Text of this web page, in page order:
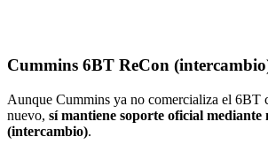
Cummins 6BT ReCon
Aunque Cummins ya no comercializa el 6BT
nuevo, sí mantiene soporte oficial mediante
(intercambio).